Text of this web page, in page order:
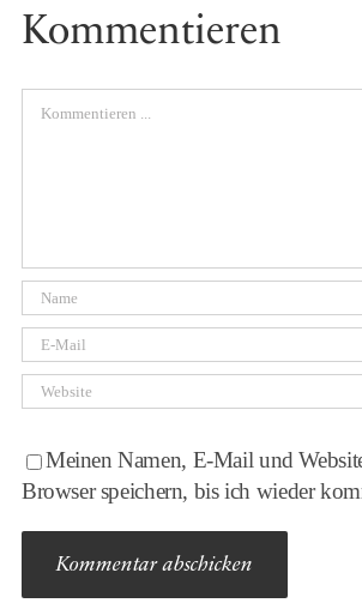
Kommentieren
Comment
Meinen Namen, E-Mail und
Browser speichern, bis ich wieder